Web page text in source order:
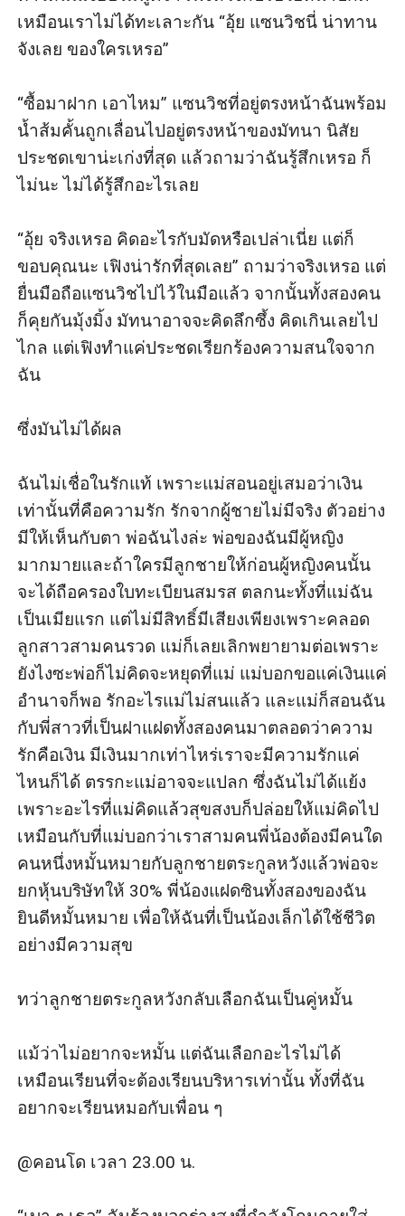
เหมือนเราไม่ได้ทะเลาะกัน “อุ้ย แซนวิชนี่ น่าทาน
จังเลย ของใครเหรอ”
“ซื้อมาฝาก เอาไหม” แซนวิชที่อยู่ตรงหน้าฉันพร้อม
น้ำส้มคั้นถูกเลื่อนไปอยู่ตรงหน้าของมัทนา นิสัย
ประชดเขาน่ะเก่งที่สุด แล้วถามว่าฉันรู้สึกเหรอ ก็
ไม่นะ ไม่ได้รู้สึกอะไรเลย
“อุ้ย จริงเหรอ คิดอะไรกับมัดหรือเปล่าเนี่ย แต่ก็
ขอบคุณนะ เฟิงน่ารักที่สุดเลย” ถามว่าจริงเหรอ แต่
ยื่นมือถือแซนวิชไปไว้ในมือแล้ว จากนั้นทั้งสองคน
ก็คุยกันมุ้งมิ้ง มัทนาอาจจะคิดลึกซึ้ง คิดเกินเลยไป
ไกล แต่เฟิงทำแค่ประชดเรียกร้องความสนใจจาก
ฉัน
ซึ่งมันไม่ได้ผล
ฉันไม่เชื่อในรักแท้ เพราะแม่สอนอยู่เสมอว่าเงิน
เท่านั้นที่คือความรัก รักจากผู้ชายไม่มีจริง ตัวอย่าง
มีให้เห็นกับตา พ่อฉันไงล่ะ พ่อของฉันมีผู้หญิง
มากมายและถ้าใครมีลูกชายให้ก่อนผู้หญิงคนนั้น
จะได้ถือครองใบทะเบียนสมรส ตลกนะทั้งที่แม่ฉัน
เป็นเมียแรก แต่ไม่มีสิทธิ์มีเสียงเพียงเพราะคลอด
ลูกสาวสามคนรวด แม่ก็เลยเลิกพยายามต่อเพราะ
ยังไงซะพ่อก็ไม่คิดจะหยุดที่แม่ แม่บอกขอแค่เงินแค่
อำนาจก็พอ รักอะไรแม่ไม่สนแล้ว และแม่ก็สอนฉัน
กับพี่สาวที่เป็นฝาแฝดทั้งสองคนมาตลอดว่าความ
รักคือเงิน มีเงินมากเท่าไหร่เราจะมีความรักแค่
ไหนก็ได้ ตรรกะแม่อาจจะแปลก ซึ่งฉันไม่ได้แย้ง
เพราะอะไรที่แม่คิดแล้วสุขสงบก็ปล่อยให้แม่คิดไป
เหมือนกับที่แม่บอกว่าเราสามคนพี่น้องต้องมีคนใด
คนหนึ่งหมั้นหมายกับลูกชายตระกูลหวังแล้วพ่อจะ
ยกหุ้นบริษัทให้ 30% พี่น้องแฝดซินทั้งสองของฉัน
ยินดีหมั้นหมาย เพื่อให้ฉันที่เป็นน้องเล็กได้ใช้ชีวิต
อย่างมีความสุข
ทว่าลูกชายตระกูลหวังกลับเลือกฉันเป็นคู่หมั้น
แม้ว่าไม่อยากจะหมั้น แต่ฉันเลือกอะไรไม่ได้
เหมือนเรียนที่จะต้องเรียนบริหารเท่านั้น ทั้งที่ฉัน
อยากจะเรียนหมอกับเพื่อน ๆ
@คอนโด เวลา 23.00 น.